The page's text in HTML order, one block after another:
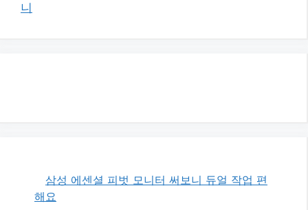
니
삼성 에센셜 피벗 모니터 써보니 듀얼 작업 편
해요